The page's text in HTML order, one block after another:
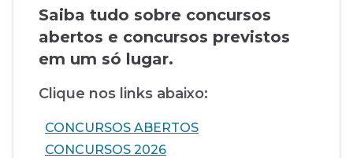
Saiba tudo sobre concursos
abertos e concursos previstos
em um só lugar.
Clique nos links abaixo:
CONCURSOS ABERTOS
CONCURSOS 2026